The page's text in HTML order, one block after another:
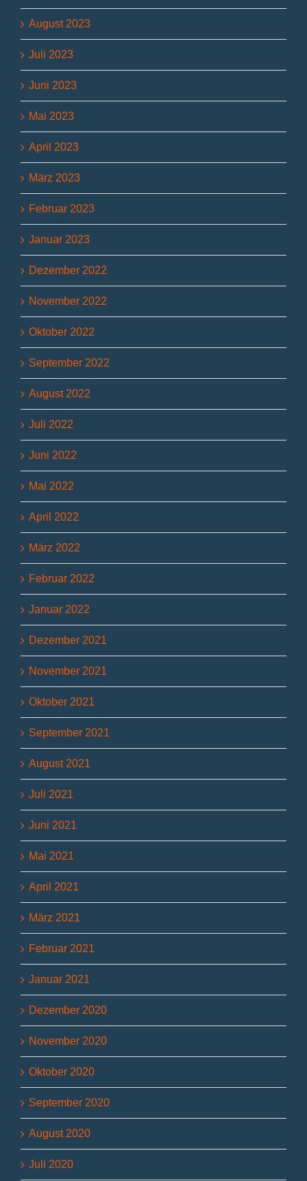
August 2023
Juli 2023
Juni 2023
Mai 2023
April 2023
März 2023
Februar 2023
Januar 2023
Dezember 2022
November 2022
Oktober 2022
September 2022
August 2022
Juli 2022
Juni 2022
Mai 2022
April 2022
März 2022
Februar 2022
Januar 2022
Dezember 2021
November 2021
Oktober 2021
September 2021
August 2021
Juli 2021
Juni 2021
Mai 2021
April 2021
März 2021
Februar 2021
Januar 2021
Dezember 2020
November 2020
Oktober 2020
September 2020
August 2020
Juli 2020